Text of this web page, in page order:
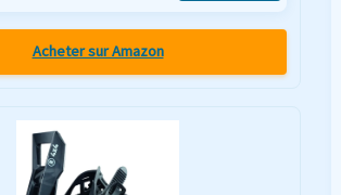
Acheter sur Amazon